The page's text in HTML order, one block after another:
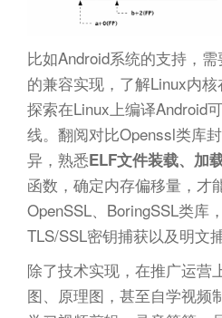
比如Android系统的支持，
的兼容实现，了解Linux内核
探索在Linux上编译Android
线。翻阅对比Openssl类库
异，熟悉ELF文件装载、加
函数，确定内存偏移量，才
OpenSSL、BoringSSL类库
TLS/SSL密钥捕获以及明文捕
除了技术实现，在推广运营
图、原理图，甚至自学视频